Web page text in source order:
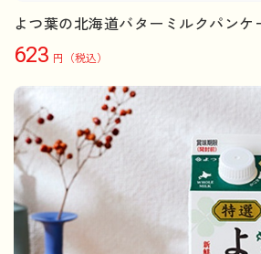
よつ葉の北海道バターミルクパン
623 円（税込）